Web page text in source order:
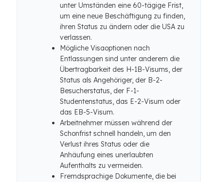
unter Umständen eine 60-tägige Frist,
um eine neue Beschäftigung zu finden,
ihren Status zu ändern oder die USA zu
verlassen.
Mögliche Visaoptionen nach
Entlassungen sind unter anderem die
Übertragbarkeit des H-1B-Visums, der
Status als Angehöriger, der B-2-
Besucherstatus, der F-1-
Studentenstatus, das E-2-Visum oder
das EB-5-Visum.
Arbeitnehmer müssen während der
Schonfrist schnell handeln, um den
Verlust ihres Status oder die
Anhäufung eines unerlaubten
Aufenthalts zu vermeiden.
Fremdsprachige Dokumente, die bei